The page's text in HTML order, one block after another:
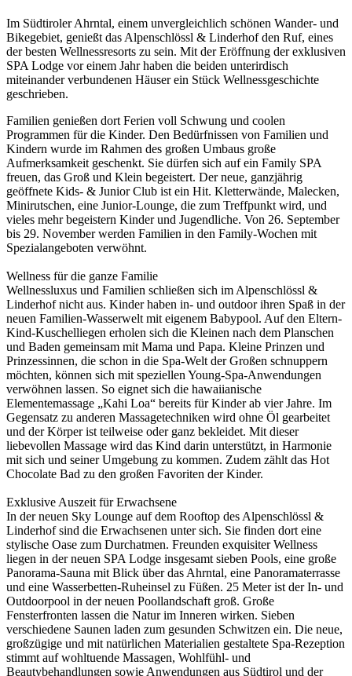
Im Südtiroler Ahrntal, einem unvergleichlich schönen Wander- und
Bikegebiet, genießt das Alpenschlössl & Linderhof den Ruf, eines
der besten Wellnessresorts zu sein. Mit der Eröffnung der exklusiven
SPA Lodge vor einem Jahr haben die beiden unterirdisch
miteinander verbundenen Häuser ein Stück Wellnessgeschichte
geschrieben.
Familien genießen dort Ferien voll Schwung und coolen
Programmen für die Kinder. Den Bedürfnissen von Familien und
Kindern wurde im Rahmen des großen Umbaus große
Aufmerksamkeit geschenkt. Sie dürfen sich auf ein Family SPA
freuen, das Groß und Klein begeistert. Der neue, ganzjährig
geöffnete Kids- & Junior Club ist ein Hit. Kletterwände, Malecken,
Minirutschen, eine Junior-Lounge, die zum Treffpunkt wird, und
vieles mehr begeistern Kinder und Jugendliche. Von 26. September
bis 29. November werden Familien in den Family-Wochen mit
Spezialangeboten verwöhnt.
Wellness für die ganze Familie
Wellnessluxus und Familien schließen sich im Alpenschlössl &
Linderhof nicht aus. Kinder haben in- und outdoor ihren Spaß in der
neuen Familien-Wasserwelt mit eigenem Babypool. Auf den Eltern-
Kind-Kuschelliegen erholen sich die Kleinen nach dem Planschen
und Baden gemeinsam mit Mama und Papa. Kleine Prinzen und
Prinzessinnen, die schon in die Spa-Welt der Großen schnuppern
möchten, können sich mit speziellen Young-Spa-Anwendungen
verwöhnen lassen. So eignet sich die hawaiianische
Elementemassage „Kahi Loa“ bereits für Kinder ab vier Jahre. Im
Gegensatz zu anderen Massagetechniken wird ohne Öl gearbeitet
und der Körper ist teilweise oder ganz bekleidet. Mit dieser
liebevollen Massage wird das Kind darin unterstützt, in Harmonie
mit sich und seiner Umgebung zu kommen. Zudem zählt das Hot
Chocolate Bad zu den großen Favoriten der Kinder.
Exklusive Auszeit für Erwachsene
In der neuen Sky Lounge auf dem Rooftop des Alpenschlössl &
Linderhof sind die Erwachsenen unter sich. Sie finden dort eine
stylische Oase zum Durchatmen. Freunden exquisiter Wellness
liegen in der neuen SPA Lodge insgesamt sieben Pools, eine große
Panorama-Sauna mit Blick über das Ahrntal, eine Panoramaterrasse
und eine Wasserbetten-Ruheinsel zu Füßen. 25 Meter ist der In- und
Outdoorpool in der neuen Poollandschaft groß. Große
Fensterfronten lassen die Natur im Inneren wirken. Sieben
verschiedene Saunen laden zum gesunden Schwitzen ein. Die neue,
großzügige und mit natürlichen Materialien gestaltete Spa-Rezeption
stimmt auf wohltuende Massagen, Wohlfühl- und
Beautybehandlungen sowie Anwendungen aus Südtirol und der